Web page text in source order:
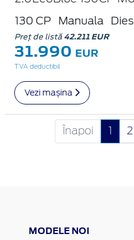
130 CP Manuala
Preț de listă42.211 EUR
31.990 EUR
TVA deductibil
Vezi mașina
Înapoi 2
MODELE NOI